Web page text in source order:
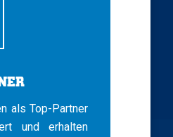
als Top-Partner
und erhalten